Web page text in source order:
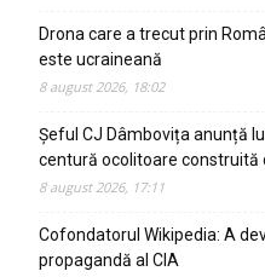
Drona care a trecut prin
este ucraineană
8 august 2026, 18:02
Șeful CJ Dâmbovița anunță
centură ocolitoare construită
8 august 2026, 17:11
Cofondatorul Wikipedia: A
propagandă al CIA